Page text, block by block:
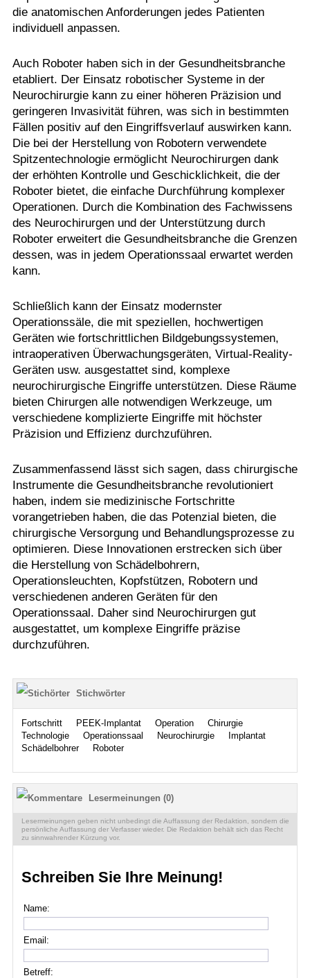
die anatomischen Anforderungen jedes Patienten
individuell anpassen.
Auch Roboter haben sich in der Gesundheitsbranche
etabliert. Der Einsatz robotischer Systeme in der
Neurochirurgie kann zu einer höheren Präzision und
geringeren Invasivität führen, was sich in bestimmten
Fällen positiv auf den Eingriffsverlauf auswirken kann.
Die bei der Herstellung von Robotern verwendete
Spitzentechnologie ermöglicht Neurochirurgen dank
der erhöhten Kontrolle und Geschicklichkeit, die der
Roboter bietet, die einfache Durchführung komplexer
Operationen. Durch die Kombination des Fachwissens
des Neurochirurgen und der Unterstützung durch
Roboter erweitert die Gesundheitsbranche die Grenzen
dessen, was in jedem Operationssaal erwartet werden
kann.
Schließlich kann der Einsatz modernster
Operationssäle, die mit speziellen, hochwertigen
Geräten wie fortschrittlichen Bildgebungssystemen,
intraoperativen Überwachungsgeräten, Virtual-Reality-
Geräten usw. ausgestattet sind, komplexe
neurochirurgische Eingriffe unterstützen. Diese Räume
bieten Chirurgen alle notwendigen Werkzeuge, um
verschiedene komplizierte Eingriffe mit höchster
Präzision und Effizienz durchzuführen.
Zusammenfassend lässt sich sagen, dass chirurgische
Instrumente die Gesundheitsbranche revolutioniert
haben, indem sie medizinische Fortschritte
vorangetrieben haben, die das Potenzial bieten, die
chirurgische Versorgung und Behandlungsprozesse zu
optimieren. Diese Innovationen erstrecken sich über
die Herstellung von Schädelbohrern,
Operationsleuchten, Kopfstützen, Robotern und
verschiedenen anderen Geräten für den
Operationssaal. Daher sind Neurochirurgen gut
ausgestattet, um komplexe Eingriffe präzise
durchzuführen.
Stichwörter
Fortschritt PEEK-Implantat Operation
Chirurgie
Technologie
Operationssaal Neurochirurgie
Implantat
Schädelbohrer
Roboter
Lesermeinungen (0)
Lesermeinungen geben nicht unbedingt die Auffassung der Redaktion, sondern die
persönliche Auffassung der Verfasser wieder. Die Redaktion behält sich das Recht
zu sinnwahrender Kürzung vor.
Schreiben Sie Ihre Meinung!
Name:
Email:
Betreff: